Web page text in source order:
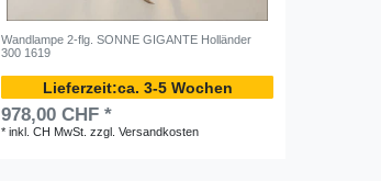
Wandlampe 2-flg. SONNE GIGANTE Holländer
300 1619
ca. 3-5 Wochen
978,00 CHF *
*inkl. CH MwSt. zzgl.Versandkosten